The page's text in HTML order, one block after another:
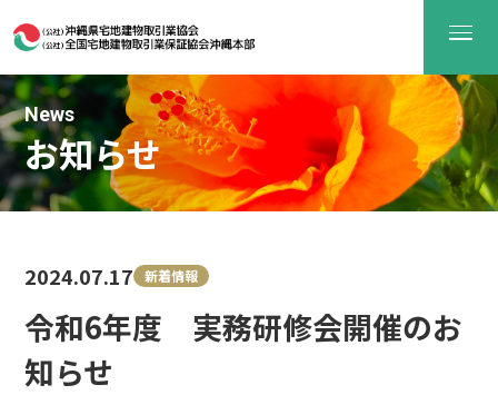
News
お知らせ
令和6年度 実務研修会開催のお
知らせ
2024.07.17 新着情報